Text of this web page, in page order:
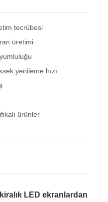
tecrübesi
üretimi
yenileme hızı
ürünler
LED ekranlardan